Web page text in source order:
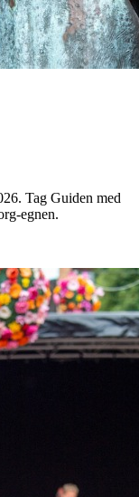
Tag Guiden med
egnen.